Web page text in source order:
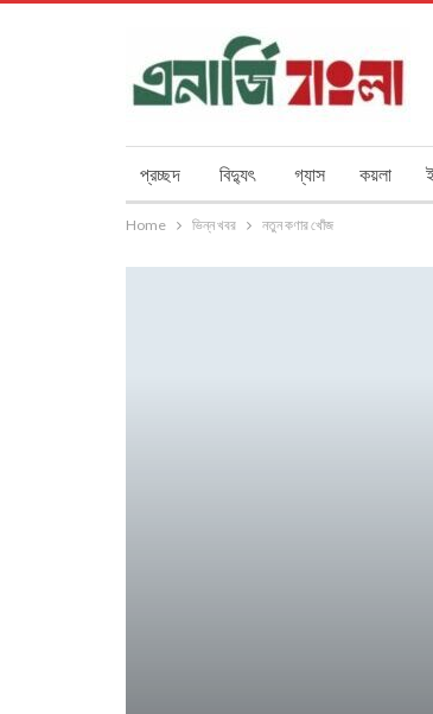
প্রচ্ছদ বিদ্যুৎ গ্যাস কয়লা
Home ভিন্ন খবর নতুন কণার খোঁজ